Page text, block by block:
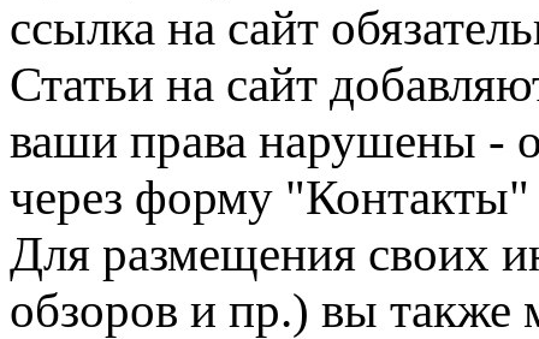
ссылка на сайт
Статьи на сайт
ваши права нарушены -
через форму "Контакты"
Для размещения своих
обзоров и пр.) вы также